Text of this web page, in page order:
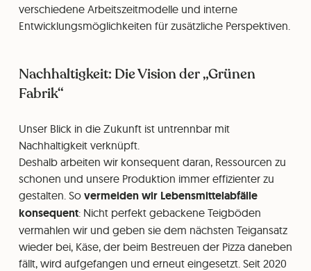
verschiedene Arbeitszeitmodelle und interne
Entwicklungsmöglichkeiten für zusätzliche Perspektiven.
Nachhaltigkeit: Die Vision der „Grünen
Fabrik“
Unser Blick in die Zukunft ist untrennbar mit
Nachhaltigkeit verknüpft.
Deshalb arbeiten wir konsequent daran, Ressourcen zu
schonen und unsere Produktion immer effizienter zu
gestalten. So vermeiden wir Lebensmittelabfälle
konsequent: Nicht perfekt gebackene Teigböden
vermahlen wir und geben sie dem nächsten Teigansatz
wieder bei, Käse, der beim Bestreuen der Pizza daneben
fällt, wird aufgefangen und erneut eingesetzt. Seit 2020